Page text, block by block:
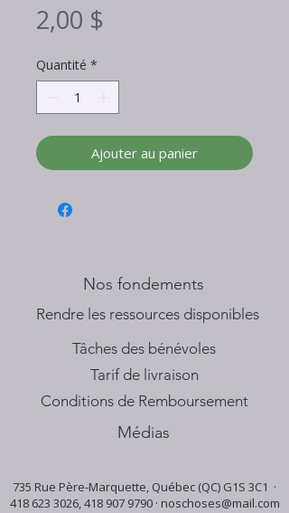
2,00 $
Quantité *
Ajouter au panier
Nos fondements
​Rendre les ressources disponibles
Tâches des bénévoles
Tarif de livraison
Conditions de Remboursement
Médias
735 Rue Père-Marquette, Québec (QC) G1S 3C1 ·
418 623 3026,418 907 9790· noschoses@mail.com